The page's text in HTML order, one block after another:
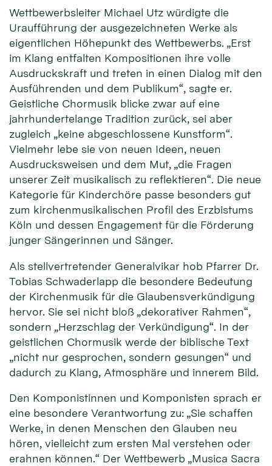
Wettbewerbsleiter Michael Utz würdigte die
Uraufführung der ausgezeichneten Werke als
eigentlichen Höhepunkt des Wettbewerbs. „Erst
im Klang entfalten Kompositionen ihre volle
Ausdruckskraft und treten in einen Dialog mit den
Ausführenden und dem Publikum“, sagte er.
Geistliche Chormusik blicke zwar auf eine
jahrhundertelange Tradition zurück, sei aber
zugleich „keine abgeschlossene Kunstform“.
Vielmehr lebe sie von neuen Ideen, neuen
Ausdrucksweisen und dem Mut, „die Fragen
unserer Zeit musikalisch zu reflektieren“. Die neue
Kategorie für Kinderchöre passe besonders gut
zum kirchenmusikalischen Profil des Erzbistums
Köln und dessen Engagement für die Förderung
junger Sängerinnen und Sänger.
Als stellvertretender Generalvikar hob Pfarrer Dr.
Tobias Schwaderlapp die besondere Bedeutung
der Kirchenmusik für die Glaubensverkündigung
hervor. Sie sei nicht bloß „dekorativer Rahmen“,
sondern „Herzschlag der Verkündigung“. In der
geistlichen Chormusik werde der biblische Text
„nicht nur gesprochen, sondern gesungen“ und
dadurch zu Klang, Atmosphäre und innerem Bild.
Den Komponistinnen und Komponisten sprach er
eine besondere Verantwortung zu: „Sie schaffen
Werke, in denen Menschen den Glauben neu
hören, vielleicht zum ersten Mal verstehen oder
erahnen können.“ Der Wettbewerb „Musica Sacra